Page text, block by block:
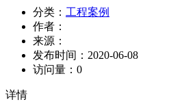
分类： 工程案例
作者：
来源：
发布时间： 2020-06-08
访问量： 0
详情